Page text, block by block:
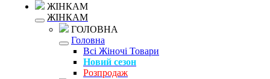
ЖІНКАМ
ЖІНКАМ
ГОЛОВНА
Головна
Всі Жіночі Товари
Новий сезон
Розпродаж